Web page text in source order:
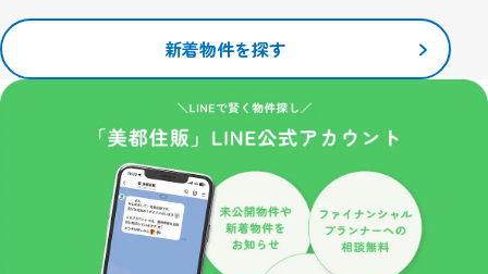
れません。
当サイトで利用するクッキーの情報は、当サイトのサービスを利用
する以外にはまったく意味のない情報です。
ブラウザでクッキーの受け入れを拒否する設定をすることも可能で
ただし、クッキーを受け入れない設定にすると、当サイトのいくつ
かのサービス・機能が正しく作動しない場合もありますので、ご了
安全管理措置
新着物件を探す